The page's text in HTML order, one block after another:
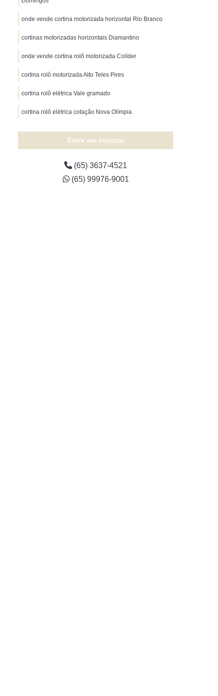
Persiana Tela Solar sob Medida
Tapete de Sisal Sintético sob Medida
Tapete para Quarto sob Medida
sob Medida
Tapete Sala sob Medida
Sisal sob Medida
Tapete sob Medida
Tapete sob Medida Mato Grosso
Cobertura de Toldo para Garagem
Toldo Retrátil
Toldo Cobertura
Toldo Retrátil Cobertura
onde vende cortina motorizada horizontal Rio Branco
cortinas motorizadas horizontais Diamantino
onde vende cortina rolô motorizada Colíder
cortina rolô motorizada Alto Teles Pires
cortina rolô elétrica Vale gramado
cortina rolô elétrica cotação Nova Olímpia
Entre em contato
(65) 3637-4521
(65) 99976-9001